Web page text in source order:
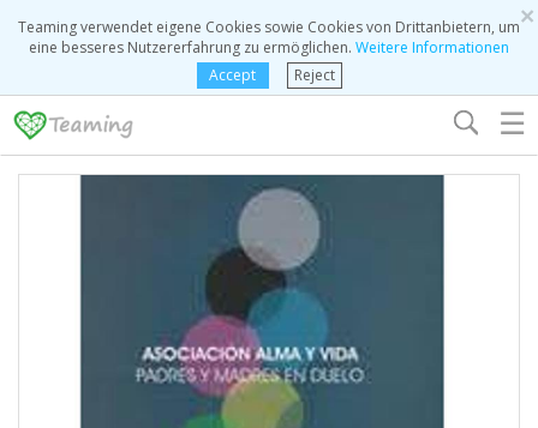
×
Teaming verwendet eigene Cookies sowie Cookies von Drittanbietern, um
eine besseres Nutzererfahrung zu ermöglichen. Weitere Informationen
Accept
Reject
☰